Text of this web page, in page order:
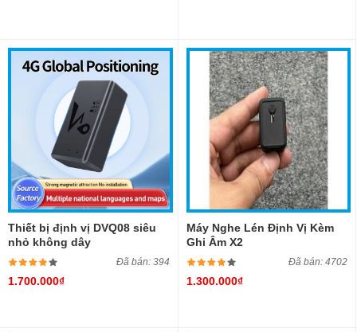
Thiết bị định vị DVQ08 siêu
nhỏ không dây
Đã bán: 394
1.700.000₫
Máy Nghe Lén Định Vị Kèm
Ghi Âm X2
Đã bán: 4702
1.300.000₫